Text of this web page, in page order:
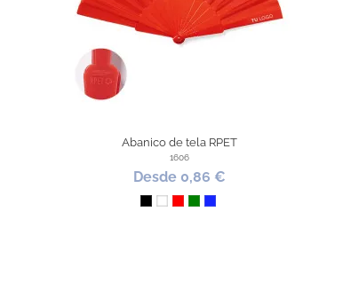
Abanico de tela RPET
1606
Desde 0,86 €
NegroBlanco
RojoVerdeAzul Royal